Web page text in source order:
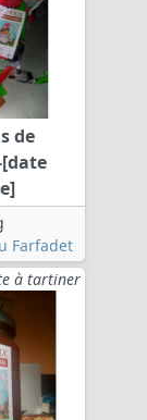
de
Farfadet
à tartiner